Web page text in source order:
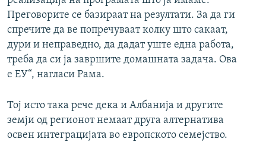
Преговорите се базираат на резултати. За да ги
спречите да ве попречуваат колку што сакаат,
дури и неправедно, да дадат уште една работа,
треба да си ја завршите домашната задача. Ова
е ЕУ“, нагласи Рама.
Тој исто така рече дека и Албанија и другите
земји од регионот немаат друга алтернатива
освен интеграцијата во европското семејство.